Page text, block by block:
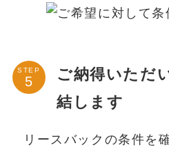
STEP
ご納得いただ
結します
リースバックの条件を